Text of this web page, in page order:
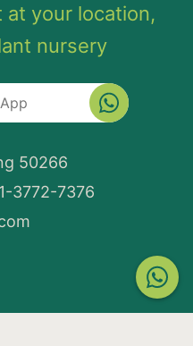
at your location,
nursery
50266
3772-7376